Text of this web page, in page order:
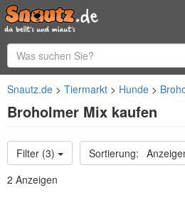
Snautz.de Tiermarkt Hunde
Broholmer Mix kaufen
Filter (3)
2 Anzeigen